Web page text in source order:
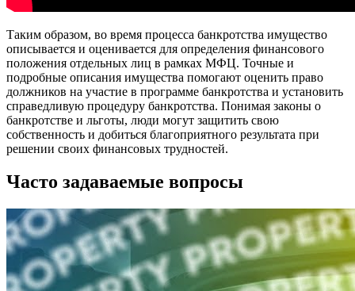
Таким образом, во время процесса банкротства имущество
описывается и оценивается для определения финансового
положения отдельных лиц в рамках МФЦ. Точные и
подробные описания имущества помогают оценить право
должников на участие в программе банкротства и установить
справедливую процедуру банкротства. Понимая законы о
банкротстве и льготы, люди могут защитить свою
собственность и добиться благоприятного результата при
решении своих финансовых трудностей.
Часто задаваемые вопросы